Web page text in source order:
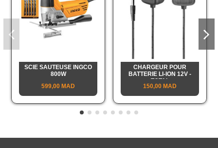
SCIE SAUTEUSE INGCO
800W
599,00 MAD
CHARGEUR POUR
BATTERIE LI-ION 12V -
TOTAL
150,00 MAD